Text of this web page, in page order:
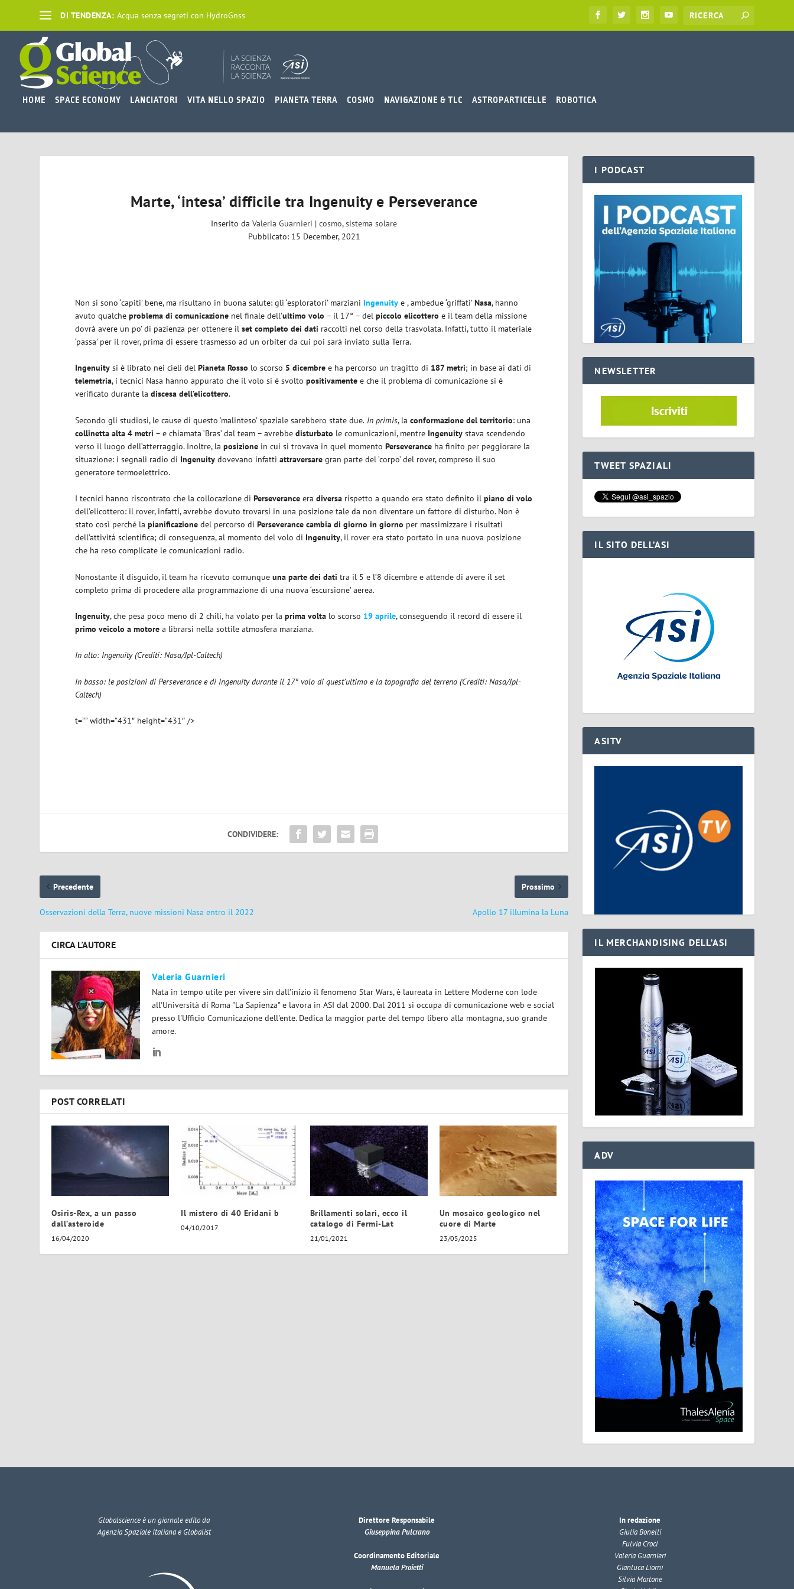
DI TENDENZA: Acqua senza segreti con HydroGnss
HOME SPACE ECONOMY LANCIATORI VITA NELLO SPAZIO PIANETA TERRA COSMO NAVIGAZIONE & TLC ASTROPARTICELLE ROBOTICA
Marte, ‘intesa’ difficile tra Ingenuity e Perseverance
Inserito daValeria Guarnieri |cosmo,sistema solare
Pubblicato: 15 December, 2021
Non si sono ‘capiti’ bene, ma risultano in buona salute: gli ‘esploratori’ marziani Ingenuity e , ambedue ‘griffati’Nasa, hanno
avuto qualcheproblema di comunicazione nel finale dell’ultimo volo – il 17° – delpiccolo elicottero e il team della missione
dovrà avere un po’ di pazienza per ottenere il set completo dei dati raccolti nel corso della trasvolata. Infatti, tutto il materiale
‘passa’ per il rover, prima di essere trasmesso ad un orbiter da cui poi sarà inviato sulla Terra.
Ingenuity si è librato nei cieli delPianeta Rosso lo scorso 5 dicembre e ha percorso un tragitto di 187 metri; in base ai dati di
telemetria, i tecnici Nasa hanno appurato che il volo si è svoltopositivamente e che il problema di comunicazione si è
verificato durante ladiscesa dell’elicottero.
Secondo gli studiosi, le cause di questo ‘malinteso’ spaziale sarebbero state due. In primis, laconformazione del territorio: una
collinetta alta 4 metri – e chiamata ‘Bras’ dal team – avrebbedisturbato le comunicazioni, mentre Ingenuity stava scendendo
verso il luogo dell’atterraggio. Inoltre, laposizione in cui si trovava in quel momentoPerseverance ha finito per peggiorare la
situazione: i segnali radio di Ingenuity dovevano infattiattraversare gran parte del ‘corpo’ del rover, compreso il suo
generatore termoelettrico.
I tecnici hanno riscontrato che la collocazione diPerseverance eradiversa rispetto a quando era stato definito ilpiano di volo
dell’elicottero: il rover, infatti, avrebbe dovuto trovarsi in una posizione tale da non diventare un fattore di disturbo. Non è
stato così perché la pianificazione del percorso diPerseverance cambia di giorno in giorno per massimizzare i risultati
dell’attività scientifica; di conseguenza, al momento del volo di Ingenuity, il rover era stato portato in una nuova posizione
che ha reso complicate le comunicazioni radio.
Nonostante il disguido, il team ha ricevuto comunqueuna parte dei dati tra il 5 e l’8 dicembre e attende di avere il set
completo prima di procedere alla programmazione di una nuova ‘escursione’ aerea.
Ingenuity, che pesa poco meno di 2 chili, ha volato per la prima volta lo scorso 19 aprile, conseguendo il record di essere il
primo veicolo a motore a librarsi nella sottile atmosfera marziana.
In alto: Ingenuity (Crediti: Nasa/Jpl-Caltech)
In basso: le posizioni di Perseverance e di Ingenuity durante il 17° volo di quest’ultimo e la topografia del terreno (Crediti: Nasa/Jpl-
Caltech)
t=”” width=”431″ height=”431″ />
CONDIVIDERE:
Precedente
Osservazioni della Terra, nuove missioni Nasa entro il 2022
Prossimo
Apollo 17 illumina la Luna
CIRCA L'AUTORE
Valeria Guarnieri
Nata in tempo utile per vivere sin dall'inizio il fenomeno Star Wars, è laureata in Lettere Moderne con lode
all'Università di Roma "La Sapienza" e lavora in ASI dal 2000. Dal 2011 si occupa di comunicazione web e social
presso l'Ufficio Comunicazione dell'ente. Dedica la maggior parte del tempo libero alla montagna, suo grande
amore.
POST CORRELATI
Osiris-Rex, a un passo
dall’asteroide
16/04/2020
Il mistero di 40 Eridani b
04/10/2017
Brillamenti solari, ecco il
catalogo di Fermi-Lat
21/01/2021
Un mosaico geologico nel
cuore di Marte
23/05/2025
I PODCAST
NEWSLETTER
TWEET SPAZIALI
IL SITO DELL’ASI
ASITV
IL MERCHANDISING DELL’ASI
ADV
Globalscienceè un giornale edito da
Agenzia Spaziale Italiana e Globalist
Direttore Responsabile
Giuseppina Pulcrano
Coordinamento Editoriale
Manuela Proietti
In redazione
Giulia Bonelli
Fulvia Croci
Valeria Guarnieri
Gianluca Liorni
Silvia Martone